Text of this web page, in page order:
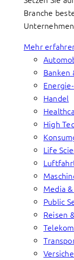
Branche
Mehr
Banken
Handel
High
Life
Media
Public
Reisen